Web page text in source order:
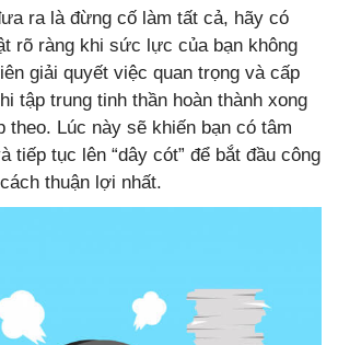
ra là đừng cố làm tất cả, hãy có
rõ ràng khi sức lực của bạn không
giải quyết việc quan trọng và cấp
tập trung tinh thần hoàn thành xong
theo. Lúc này sẽ khiến bạn có tâm
tiếp tục lên “dây cót” để bắt đầu công
thuận lợi nhất.